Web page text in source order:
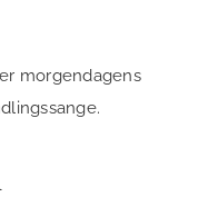
morgendagens